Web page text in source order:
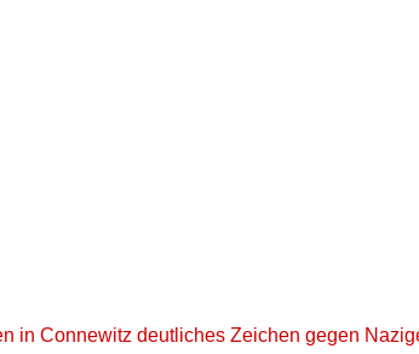
in Connewitz deutliches Zeichen gegen